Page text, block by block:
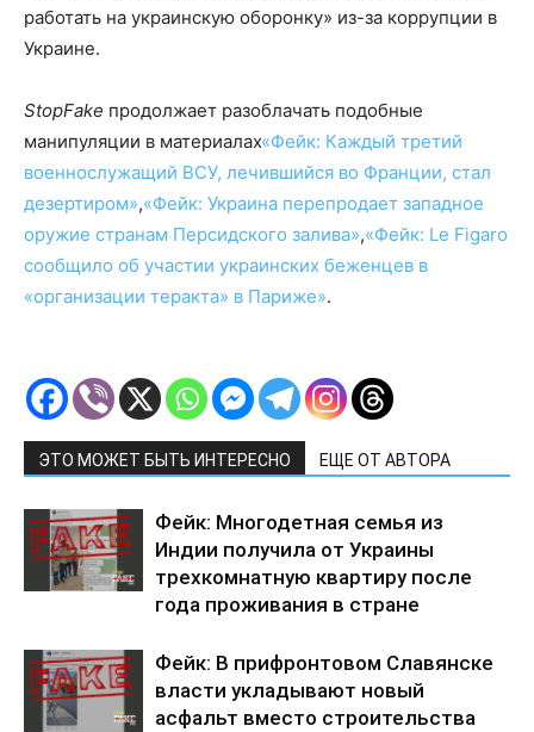
работать на украинскую оборонку» из-за коррупции в
Украине.
StopFake продолжает разоблачать подобные
манипуляции в материалах«Фейк: Каждый третий
военнослужащий ВСУ, лечившийся во Франции, стал
дезертиром»,«Фейк: Украина перепродает западное
оружие странам Персидского залива»,«Фейк: Le Figaro
сообщило об участии украинских беженцев в
«организации теракта» в Париже».
ЭТО МОЖЕТ БЫТЬ ИНТЕРЕСНО ЕЩЕ ОТ АВТОРА
Фейк: Многодетная семья из
Индии получила от Украины
трехкомнатную квартиру после
года проживания в стране
Фейк: В прифронтовом Славянске
власти укладывают новый
асфальт вместо строительства